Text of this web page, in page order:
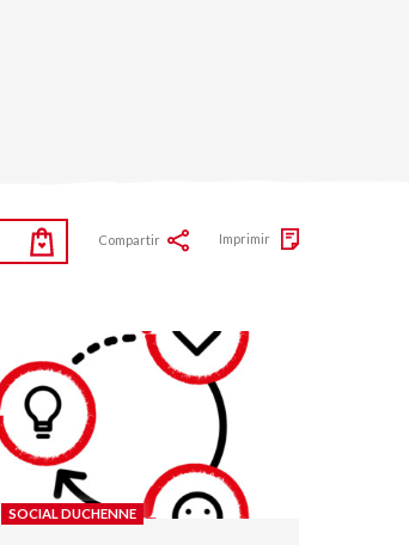
Compartir Imprimir
SOCIAL DUCHENNE